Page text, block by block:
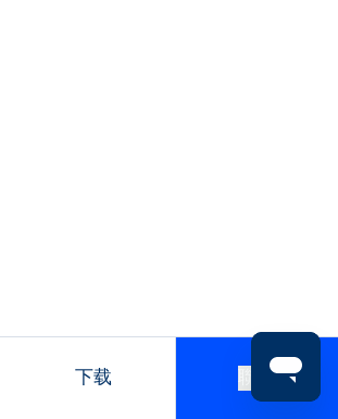
下载 聯絡